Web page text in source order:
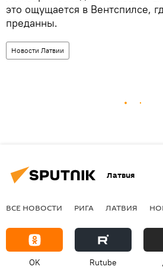
это ощущается в Вентспилсе,
преданны.
Новости Латвии
Латвия
ВСЕ НОВОСТИ РИГА ЛАТВИЯ
OK Rutube